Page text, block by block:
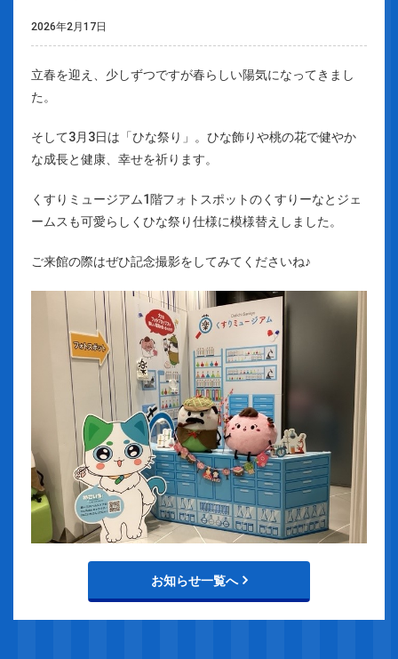
2026年2月17日
立春を迎え、少しずつですが春らしい陽気になってきまし
た。
そして3月3日は「ひな祭り」。ひな飾りや桃の花で健やか
な成長と健康、幸せを祈ります。
くすりミュージアム1階フォトスポットのくすりーなとジェ
ームスも可愛らしくひな祭り仕様に模様替えしました。
ご来館の際はぜひ記念撮影をしてみてくださいね♪
お知らせ一覧へ